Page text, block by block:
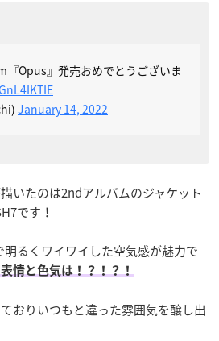
Opus』発売おめでとうございま
January 14, 2022
いたのは2ndアルバムのジャケット
です！
るくワイワイした空気感が魅力で
情と色気は！？！？！
おりいつもと違った雰囲気を醸し出